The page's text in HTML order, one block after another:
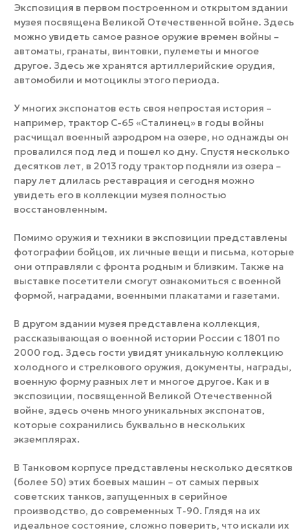
Экспозиция в первом построенном и открытом здании
музея посвящена Великой Отечественной войне. Здесь
можно увидеть самое разное оружие времен войны –
автоматы, гранаты, винтовки, пулеметы и многое
другое. Здесь же хранятся артиллерийские орудия,
автомобили и мотоциклы этого периода.
У многих экспонатов есть своя непростая история –
например, трактор С-65 «Сталинец» в годы войны
расчищал военный аэродром на озере, но однажды он
провалился под лед и пошел ко дну. Спустя несколько
десятков лет, в 2013 году трактор подняли из озера –
пару лет длилась реставрация и сегодня можно
увидеть его в коллекции музея полностью
восстановленным.
Помимо оружия и техники в экспозиции представлены
фотографии бойцов, их личные вещи и письма, которые
они отправляли с фронта родным и близким. Также на
выставке посетители смогут ознакомиться с военной
формой, наградами, военными плакатами и газетами.
В другом здании музея представлена коллекция,
рассказывающая о военной истории России с 1801 по
2000 год. Здесь гости увидят уникальную коллекцию
холодного и стрелкового оружия, документы, награды,
военную форму разных лет и многое другое. Как и в
экспозиции, посвященной Великой Отечественной
войне, здесь очень много уникальных экспонатов,
которые сохранились буквально в нескольких
экземплярах.
В Танковом корпусе представлены несколько десятков
(более 50) этих боевых машин – от самых первых
советских танков, запущенных в серийное
производство, до современных Т-90. Глядя на их
идеальное состояние, сложно поверить, что искали их